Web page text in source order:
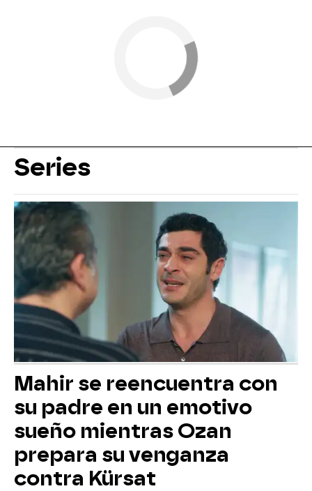
Series
Mahir se reencuentra con
su padre en un emotivo
sueño mientras Ozan
prepara su venganza
contra Kürsat